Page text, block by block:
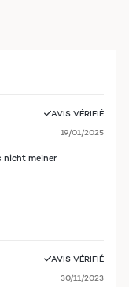
AVIS VÉRIFIÉ
19/01/2025
nicht meiner
AVIS VÉRIFIÉ
30/11/2023